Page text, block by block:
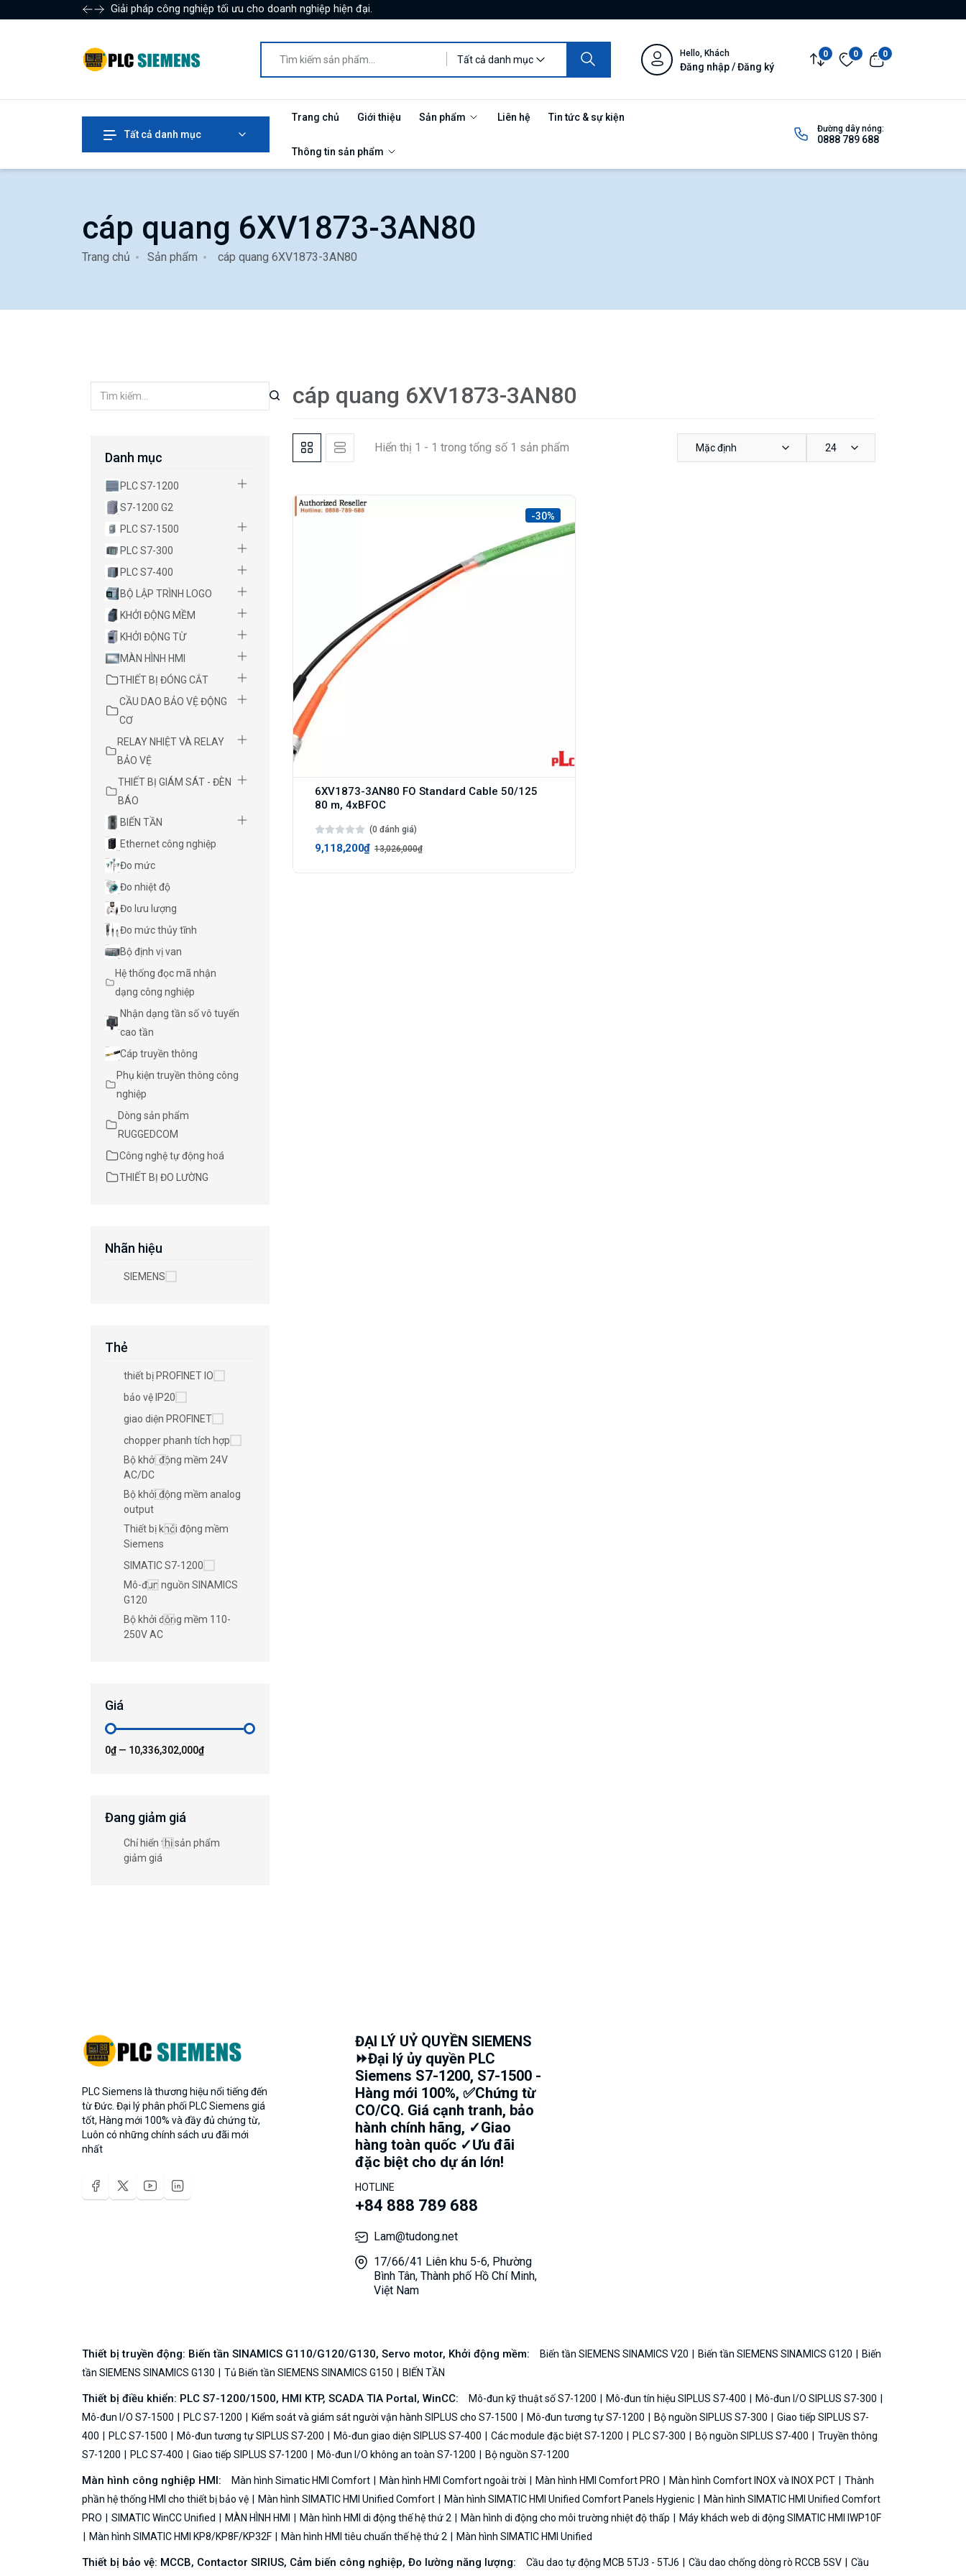
Giải pháp công nghiệp tối ưu cho doanh nghiệp hiện đại.
Tất cả danh mục
Hello, Khách
Đăng nhập / Đăng ký
0 0 0
Tất cả danh mục
Trang chủ Giới thiệu Sản phẩm Liên hệ Tin tức & sự kiện
Thông tin sản phẩm
Đường dây nóng:
0888 789 688
cáp quang 6XV1873-3AN80
Trang chủ Sản phẩm cáp quang 6XV1873-3AN80
Danh mục
PLC S7-1200
S7-1200 G2
PLC S7-1500
PLC S7-300
PLC S7-400
BỘ LẬP TRÌNH LOGO
KHỞI ĐỘNG MỀM
KHỞI ĐỘNG TỪ
MÀN HÌNH HMI
THIẾT BỊ ĐÓNG CẮT
CẦU DAO BẢO VỆ ĐỘNG
CƠ
RELAY NHIỆT VÀ RELAY
BẢO VỆ
THIẾT BỊ GIÁM SÁT - ĐÈN
BÁO
BIẾN TẦN
Ethernet công nghiệp
Đo mức
Đo nhiệt độ
Đo lưu lượng
Đo mức thủy tĩnh
Bộ định vị van
Hệ thống đọc mã nhận
dạng công nghiệp
Nhận dạng tần số vô tuyến
cao tần
Cáp truyền thông
Phụ kiện truyền thông công
nghiệp
Dòng sản phẩm
RUGGEDCOM
Công nghệ tự động hoá
THIẾT BỊ ĐO LƯỜNG
Nhãn hiệu
SIEMENS
Thẻ
thiết bị PROFINET IO
bảo vệ IP20
giao diện PROFINET
chopper phanh tích hợp
Bộ khởi động mềm 24V
AC/DC
Bộ khởi động mềm analog
output
Thiết bị khởi động mềm
Siemens
SIMATIC S7-1200
Mô-đun nguồn SINAMICS
G120
Bộ khởi động mềm 110-
250V AC
Giá
0₫— 10,336,302,000₫
Đang giảm giá
Chỉ hiển thị sản phẩm
giảm giá
cáp quang 6XV1873-3AN80
Hiển thị 1 - 1 trong tổng số 1 sản phẩm Mặc định 24
-30%
6XV1873-3AN80 FO Standard Cable 50/125
80 m, 4xBFOC
(0 đánh giá)
9,118,200₫ 13,026,000₫
PLC Siemens là thương hiệu nổi tiếng đến
từ Đức. Đại lý phân phối PLC Siemens giá
tốt, Hàng mới 100% và đầy đủ chứng từ,
Luôn có những chính sách ưu đãi mới
nhất
ĐẠI LÝ UỶ QUYỀN SIEMENS
⏩Đại lý ủy quyền PLC
Siemens S7-1200, S7-1500 -
Hàng mới 100%, ✅Chứng từ
CO/CQ. Giá cạnh tranh, bảo
hành chính hãng, ✓Giao
hàng toàn quốc ✓Ưu đãi
đặc biệt cho dự án lớn!
HOTLINE
+84 888 789 688
Lam@tudong.net
17/66/41 Liên khu 5-6, Phường
Bình Tân, Thành phố Hồ Chí Minh,
Việt Nam
Thiết bị truyền động: Biến tần SINAMICS G110/G120/G130, Servo motor, Khởi động mềm: Biến tần SIEMENS SINAMICS V20 Biến tần SIEMENS SINAMICS G120
Biến
tần SIEMENS SINAMICS G130
Tủ Biến tần SIEMENS SINAMICS G150 BIẾN TẦN
Thiết bị điều khiển: PLC S7-1200/1500, HMI KTP, SCADA TIA Portal, WinCC: Mô-đun kỹ thuật số S7-1200 Mô-đun tín hiệu SIPLUS S7-400
Mô-đun I/O SIPLUS S7-300
Mô-đun I/O S7-1500
PLC S7-1200 Kiểm soát và giám sát người vận hành SIPLUS cho S7-1500 Mô-đun tương tự S7-1200 Bộ nguồn SIPLUS S7-300
Giao tiếp SIPLUS S7-
400
PLC S7-1500 Mô-đun tương tự SIPLUS S7-200 Mô-đun giao diện SIPLUS S7-400 Các module đặc biệt S7-1200 PLC S7-300 Bộ nguồn SIPLUS S7-400
Truyền thông
S7-1200
PLC S7-400 Giao tiếp SIPLUS S7-1200 Mô-đun I/O không an toàn S7-1200 Bộ nguồn S7-1200
Màn hình công nghiệp HMI: Màn hình Simatic HMI Comfort Màn hình HMI Comfort ngoài trời Màn hình HMI Comfort PRO Màn hình Comfort INOX và INOX PCT
Thành
phần hệ thống HMI cho thiết bị bảo vệ
Màn hình SIMATIC HMI Unified Comfort Màn hình SIMATIC HMI Unified Comfort Panels Hygienic
Màn hình SIMATIC HMI Unified Comfort
PRO
SIMATIC WinCC Unified MÀN HÌNH HMI Màn hình HMI di động thế hệ thứ 2 Màn hình di động cho môi trường nhiệt độ thấp
Máy khách web di động SIMATIC HMI IWP10F
Màn hình SIMATIC HMI KP8/KP8F/KP32F
Màn hình HMI tiêu chuẩn thế hệ thứ 2 Màn hình SIMATIC HMI Unified
Thiết bị bảo vệ: MCCB, Contactor SIRIUS, Cảm biến công nghiệp, Đo lường năng lượng: Cầu dao tự động MCB 5TJ3 - 5TJ6 Cầu dao chống dòng rò RCCB 5SV
Cầu